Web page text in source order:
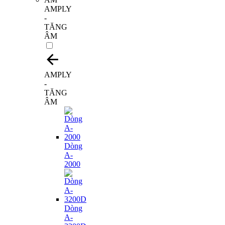
AMPLY
-
TĂNG
ÂM
AMPLY
-
TĂNG
ÂM
Dòng
A-
2000
Dòng
A-